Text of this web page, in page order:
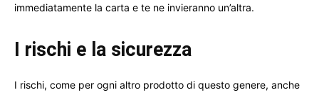
immediatamente la carta e te ne invieranno un’altra.
I rischi e la sicurezza
I rischi, come per ogni altro prodotto di questo genere, anche